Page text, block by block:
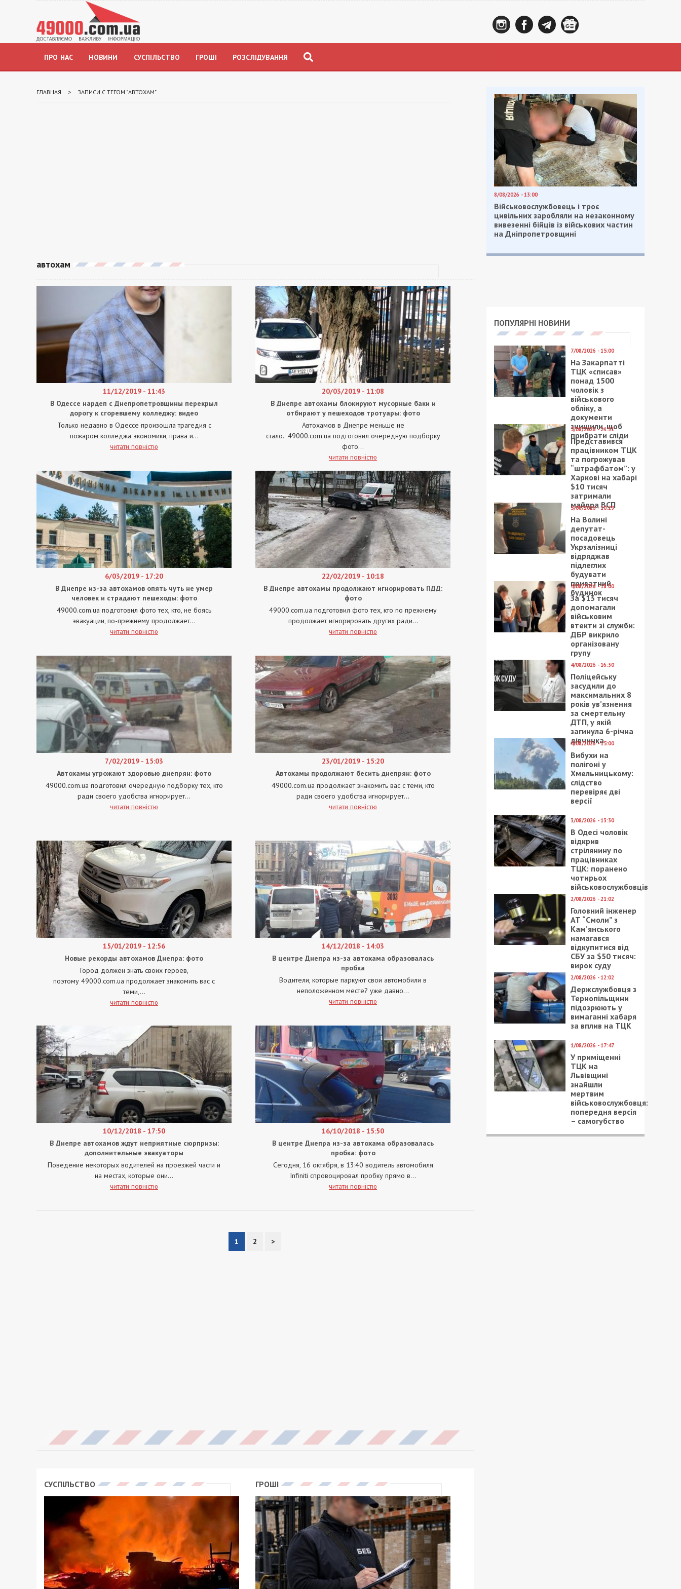
ПРО НАС НОВИНИ СУСПІЛЬСТВО ГРОШІ РОЗСЛІДУВАННЯ
ГЛАВНАЯ > ЗАПИСИ С ТЕГОМ "АВТОХАМ"
автохам
11/12/2019 - 11:43
В Одессе нардеп с Днепропетровщины перекрыл
дорогу к сгоревшему колледжу: видео
Только недавно в Одессе произошла трагедия с
пожаром колледжа экономики, права и...
читати повністю
20/03/2019 - 11:08
В Днепре автохамы блокируют мусорные баки и
отбирают у пешеходов тротуары: фото
Автохамов в Днепре меньше не
стало. 49000.com.ua подготовил очередную подборку
фото...
читати повністю
6/03/2019 - 17:20
В Днепре из-за автохамов опять чуть не умер
человек и страдают пешеходы: фото
49000.com.ua подготовил фото тех, кто, не боясь
эвакуации, по-прежнему продолжает...
читати повністю
22/02/2019 - 10:18
В Днепре автохамы продолжают игнорировать ПДД:
фото
49000.com.ua подготовил фото тех, кто по прежнему
продолжает игнорировать других ради...
читати повністю
7/02/2019 - 15:03
Автохамы угрожают здоровью днепрян: фото
49000.com.ua подготовил очередную подборку тех, кто
ради своего удобства игнорирует...
читати повністю
23/01/2019 - 15:20
Автохамы продолжают бесить днепрян: фото
49000.com.ua продолжает знакомить вас с теми, кто
ради своего удобства игнорирует...
читати повністю
15/01/2019 - 12:56
Новые рекорды автохамов Днепра: фото
Город должен знать своих героев,
поэтому 49000.com.ua продолжает знакомить вас с
теми,...
читати повністю
14/12/2018 - 14:03
В центре Днепра из-за автохама образовалась
пробка
Водители, которые паркуют свои автомобили в
неположенном месте? уже давно...
читати повністю
10/12/2018 - 17:50
В Днепре автохамов ждут неприятные сюрпризы:
дополнительные эвакуаторы
Поведение некоторых водителей на проезжей части и
на местах, которые они...
читати повністю
16/10/2018 - 15:50
В центре Днепра из-за автохама образовалась
пробка: фото
Сегодня, 16 октября, в 13:40 водитель автомобиля
Infiniti спровоцировал пробку прямо в...
читати повністю
1 2 >
СУСПІЛЬСТВО ГРОШІ
8/08/2026 - 13:00
Військовослужбовець і троє
цивільних заробляли на незаконному
вивезенні бійців із військових частин
на Дніпропетровщині
ПОПУЛЯРНІ НОВИНИ
7/08/2026 - 15:00
На Закарпатті
ТЦК «списав»
понад 1500
чоловік з
військового
обліку, а
документи
знищили, щоб
прибрати сліди
5/08/2026 - 21:31
Представився
працівником ТЦК
та погрожував
“штрафбатом”: у
Харкові на хабарі
$10 тисяч
затримали
майора ВСП
5/08/2026 - 10:29
На Волині
депутат-
посадовець
Укрзалізниці
відряджав
підлеглих
будувати
приватний
будинок
4/08/2026 - 18:00
За $13 тисяч
допомагали
військовим
втекти зі служби:
ДБР викрило
організовану
групу
4/08/2026 - 16:30
Поліцейську
засудили до
максимальних 8
років ув’язнення
за смертельну
ДТП, у якій
загинула 6-річна
дівчинка
4/08/2026 - 15:00
Вибухи на
полігоні у
Хмельницькому:
слідство
перевіряє дві
версії
3/08/2026 - 13:30
В Одесі чоловік
відкрив
стрілянину по
працівниках
ТЦК: поранено
чотирьох
військовослужбовців
2/08/2026 - 21:02
Головний інженер
АТ “Смоли” з
Кам’янського
намагався
відкупитися від
СБУ за $50 тисяч:
вирок суду
2/08/2026 - 12:02
Держслужбовця з
Тернопільщини
підозрюють у
вимаганні хабаря
за вплив на ТЦК
1/08/2026 - 17:47
У приміщенні
ТЦК на
Львівщині
знайшли
мертвим
військовослужбовця:
попередня версія
– самогубство